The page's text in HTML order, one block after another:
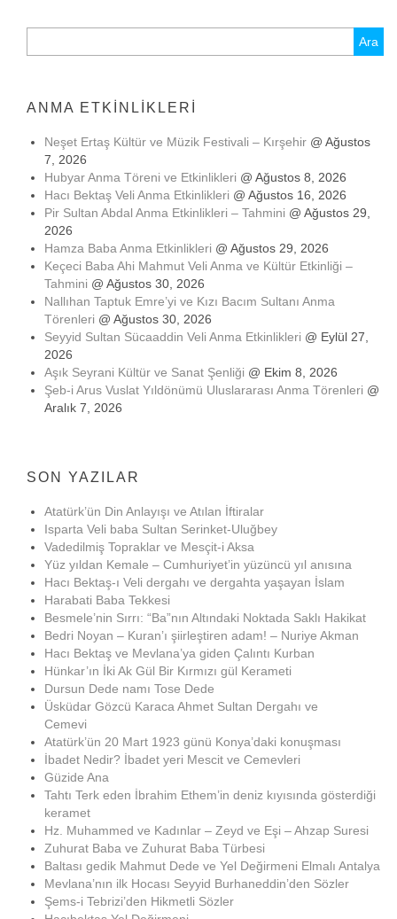
ANMA ETKINLIKLERI
Neşet Ertaş Kültür ve Müzik Festivali – Kırşehir @ Ağustos
7, 2026
Hubyar Anma Töreni ve Etkinlikleri @ Ağustos 8, 2026
Hacı Bektaş Veli Anma Etkinlikleri @ Ağustos 16, 2026
Pir Sultan Abdal Anma Etkinlikleri – Tahmini @ Ağustos 29,
2026
Hamza Baba Anma Etkinlikleri @ Ağustos 29, 2026
Keçeci Baba Ahi Mahmut Veli Anma ve Kültür Etkinliği –
Tahmini @ Ağustos 30, 2026
Nallıhan Taptuk Emre’yi ve Kızı Bacım Sultanı Anma
Törenleri @ Ağustos 30, 2026
Seyyid Sultan Sücaaddin Veli Anma Etkinlikleri @ Eylül 27,
2026
Aşık Seyrani Kültür ve Sanat Şenliği @ Ekim 8, 2026
Şeb-i Arus Vuslat Yıldönümü Uluslararası Anma Törenleri @
Aralık 7, 2026
SON YAZILAR
Atatürk’ün Din Anlayışı ve Atılan İftiralar
Isparta Veli baba Sultan Serinket-Uluğbey
Vadedilmiş Topraklar ve Mesçit-i Aksa
Yüz yıldan Kemale – Cumhuriyet’in yüzüncü yıl anısına
Hacı Bektaş-ı Veli dergahı ve dergahta yaşayan İslam
Harabati Baba Tekkesi
Besmele’nin Sırrı: “Ba”nın Altındaki Noktada Saklı Hakikat
Bedri Noyan – Kuran’ı şiirleştiren adam! – Nuriye Akman
Hacı Bektaş ve Mevlana’ya giden Çalıntı Kurban
Hünkar’ın İki Ak Gül Bir Kırmızı gül Kerameti
Dursun Dede namı Tose Dede
Üsküdar Gözcü Karaca Ahmet Sultan Dergahı ve
Cemevi
Atatürk’ün 20 Mart 1923 günü Konya’daki konuşması
İbadet Nedir? İbadet yeri Mescit ve Cemevleri
Güzide Ana
Tahtı Terk eden İbrahim Ethem’in deniz kıyısında gösterdiği
keramet
Hz. Muhammed ve Kadınlar – Zeyd ve Eşi – Ahzap Suresi
Zuhurat Baba ve Zuhurat Baba Türbesi
Baltası gedik Mahmut Dede ve Yel Değirmeni Elmalı Antalya
Mevlana’nın ilk Hocası Seyyid Burhaneddin’den Sözler
Şems-i Tebrizi’den Hikmetli Sözler